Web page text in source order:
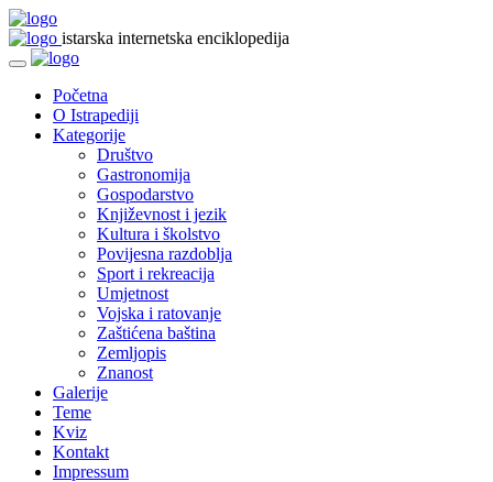
istarska internetska enciklopedija
Početna
O Istrapediji
Kategorije
Društvo
Gastronomija
Gospodarstvo
Književnost i jezik
Kultura i školstvo
Povijesna razdoblja
Sport i rekreacija
Umjetnost
Vojska i ratovanje
Zaštićena baština
Zemljopis
Znanost
Galerije
Teme
Kviz
Kontakt
Impressum